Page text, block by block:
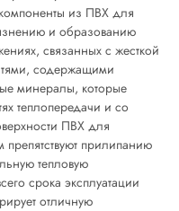
из ПВХ для
и образованию
связанных с жесткой
содержащими
минералы, которые
теплопередачи и со
ПВХ для
препятствуют прилипанию
тепловую
срока эксплуатации
отличную